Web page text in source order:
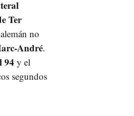
Ter
no
André.
94 y el
segundos